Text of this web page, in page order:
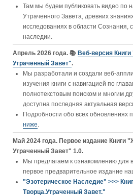
Там мы будем публиковать видео по
Утраченного Завета, древних
исследованиях в области Сознания,
наследии.
Апрель 2026 года. 📚 Веб-версия
Утраченный Завет".
Мы разработали и создали веб-
изучения книги c навигацией по
полнотекстовым поиском и многим
доступна последняя актуальная
Подробности обо всех обновлениях
ниже.
Май 2024 года. Первое издание Книги
Утраченный Завет" 1.0.
Мы предлагаем к ознакомлению для
первое предварительное издание
"Эзотерическое Наследие" >>>
Творца.Утраченный Завет."